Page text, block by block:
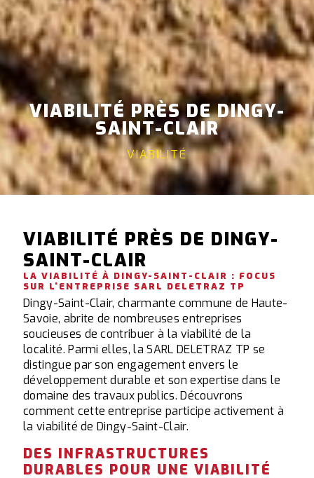
VIABILITÉ PRÈS DE DINGY-
SAINT-CLAIR
VIABILITÉ
VIABILITÉ PRÈS DE DINGY-
SAINT-CLAIR
LA VIABILITÉ À DINGY-SAINT-CLAIR : FOCUS
SUR L'ENTREPRISE SARL DELETRAZ TP
Dingy-Saint-Clair, charmante commune de Haute-
Savoie, abrite de nombreuses entreprises
soucieuses de contribuer à la viabilité de la
localité. Parmi elles, la SARL DELETRAZ TP se
distingue par son engagement envers le
développement durable et son expertise dans le
domaine des travaux publics. Découvrons
comment cette entreprise participe activement à
la viabilité de Dingy-Saint-Clair.
DES INFRASTRUCTURES
DURABLES POUR UNE VIABILITÉ